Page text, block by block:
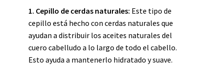
1. Cepillo de cerdas naturales: Este tipo de
cepillo está hecho con cerdas naturales que
ayudan a distribuir los aceites naturales del
cuero cabelludo a lo largo de todo el cabello.
Esto ayuda a mantenerlo hidratado y suave.